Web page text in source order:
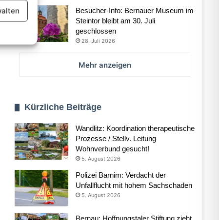
Besucher-Info: Bernauer Museum im
Steintor bleibt am 30. Juli
geschlossen
28. Juli 2026
Mehr anzeigen
Kürzliche Beiträge
Wandlitz: Koordination therapeutische
Prozesse / Stellv. Leitung
Wohnverbund gesucht!
5. August 2026
Polizei Barnim: Verdacht der
Unfallflucht mit hohem Sachschaden
5. August 2026